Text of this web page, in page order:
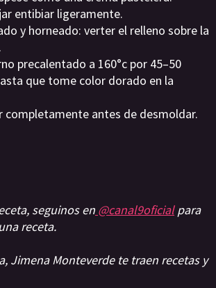
entibiar ligeramente.
y horneado: verter el relleno sobre la
precalentado a 160°c por 45–50
que tome color dorado en la
completamente antes de desmoldar.
seguinos en @canal9oficialpara
receta.
Jimena Monteverde te traen recetas y